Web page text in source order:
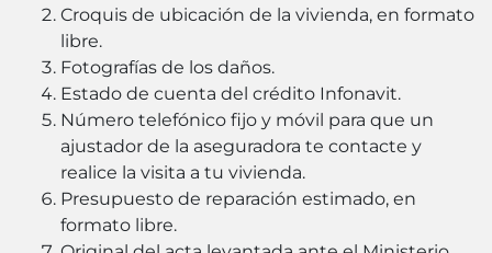
Croquis de ubicación de la vivienda, en formato
libre.
Fotografías de los daños.
Estado de cuenta del crédito Infonavit.
Número telefónico fijo y móvil para que un
ajustador de la aseguradora te contacte y
realice la visita a tu vivienda.
Presupuesto de reparación estimado, en
formato libre.